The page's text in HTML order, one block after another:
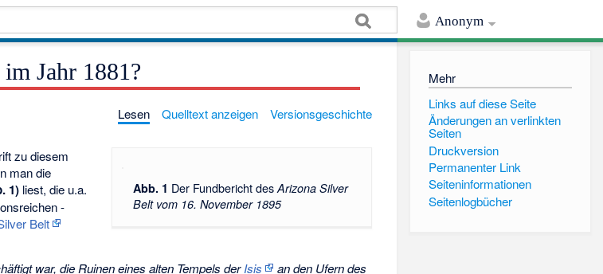
Anonym
Mehr
Links auf diese Seite
Änderungen an verlinkten
Seiten
Druckversion
Permanenter Link
Seiten­informationen
Seitenlogbücher
Jahr 1881?
Lesen Quelltext anzeigen Versionsgeschichte
Abb. 1 Der Fundbericht desArizona Silver
Belt vom 16. November 1895
zu diesem
man die
1) liest, die u.a.
-
Belt
war, die Ruinen eines alten Tempels derIsis
an den Ufern des